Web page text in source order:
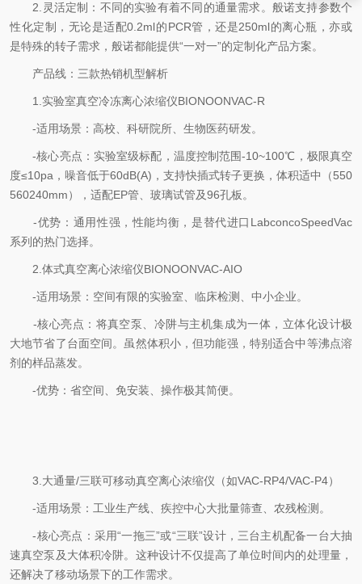
2.灵活定制：不同的实验有着不同的通量需求。般诺支持参数个
性化定制，无论是适配0.2ml的PCR管，还是250ml的离心瓶，亦或
是特殊的转子需求，般诺都能提供“一对一”的定制化产品方案。
产品线：三款热销机型解析
1.实验室真空冷冻离心浓缩仪BIONOONVAC-R
-适用场景：高校、科研院所、生物医药研发。
-核心亮点：实验室级标配，温度控制范围-10~100℃，极限真空
度≤10pa，噪音低于60dB(A)，支持快插式转子更换，体积适中（550
560240mm），适配EP管、玻璃试管及96孔板。
-优势：通用性强，性能均衡，是替代进口LabconcoSpeedVac
系列的热门选择。
2.体式真空离心浓缩仪BIONOONVAC-AIO
-适用场景：空间有限的实验室、临床检测、中小企业。
-核心亮点：将真空泵、冷阱与主机集成为一体，立体化设计极
大地节省了台面空间。虽然体积小，但功能强，特别适合中等沸点溶
剂的样品蒸发。
-优势：省空间、免安装、操作极其简便。
3.大通量/三联可移动真空离心浓缩仪（如VAC-RP4/VAC-P4）
-适用场景：工业生产线、疾控中心大批量筛查、农残检测。
-核心亮点：采用“一拖三”或“三联”设计，三台主机配备一台大抽
速真空泵及大体积冷阱。这种设计不仅提高了单位时间内的处理量，
还解决了移动场景下的工作需求。